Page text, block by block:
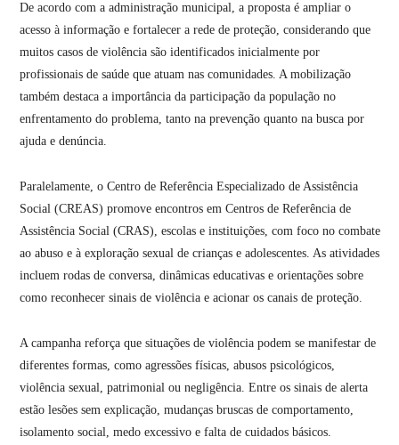
De acordo com a administração municipal, a proposta é ampliar o
acesso à informação e fortalecer a rede de proteção, considerando que
muitos casos de violência são identificados inicialmente por
profissionais de saúde que atuam nas comunidades. A mobilização
também destaca a importância da participação da população no
enfrentamento do problema, tanto na prevenção quanto na busca por
ajuda e denúncia.
Paralelamente, o Centro de Referência Especializado de Assistência
Social (CREAS) promove encontros em Centros de Referência de
Assistência Social (CRAS), escolas e instituições, com foco no combate
ao abuso e à exploração sexual de crianças e adolescentes. As atividades
incluem rodas de conversa, dinâmicas educativas e orientações sobre
como reconhecer sinais de violência e acionar os canais de proteção.
A campanha reforça que situações de violência podem se manifestar de
diferentes formas, como agressões físicas, abusos psicológicos,
violência sexual, patrimonial ou negligência. Entre os sinais de alerta
estão lesões sem explicação, mudanças bruscas de comportamento,
isolamento social, medo excessivo e falta de cuidados básicos.